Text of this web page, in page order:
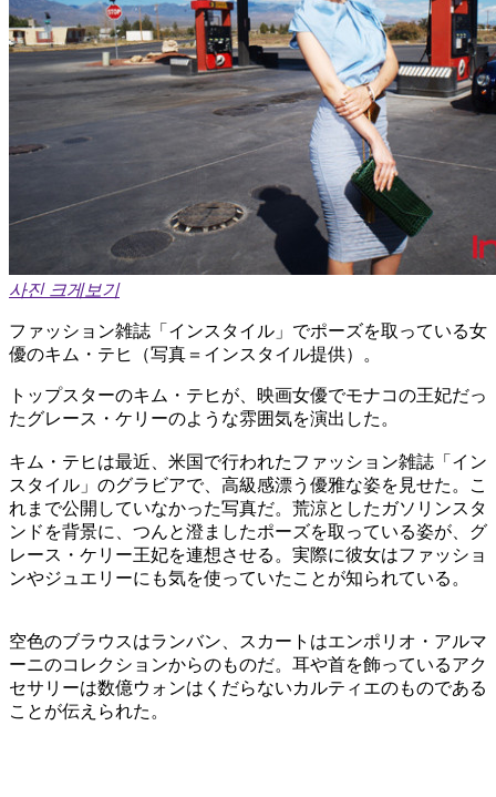
사진 크게보기
ファッション雑誌「インスタイル」でポーズを取っている女
優のキム・テヒ（写真＝インスタイル提供）。
トップスターのキム・テヒが、映画女優でモナコの王妃だっ
たグレース・ケリーのような雰囲気を演出した。
キム・テヒは最近、米国で行われたファッション雑誌「イン
スタイル」のグラビアで、高級感漂う優雅な姿を見せた。こ
れまで公開していなかった写真だ。荒涼としたガソリンスタ
ンドを背景に、つんと澄ましたポーズを取っている姿が、グ
レース・ケリー王妃を連想させる。実際に彼女はファッショ
ンやジュエリーにも気を使っていたことが知られている。
空色のブラウスはランバン、スカートはエンポリオ・アルマ
ーニのコレクションからのものだ。耳や首を飾っているアク
セサリーは数億ウォンはくだらないカルティエのものである
ことが伝えられた。